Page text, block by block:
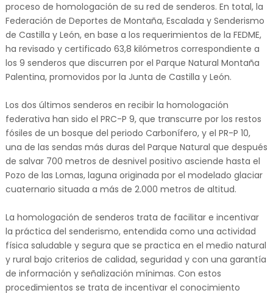
proceso de homologación de su red de senderos. En total, la
Federación de Deportes de Montaña, Escalada y Senderismo
de Castilla y León, en base a los requerimientos de la FEDME,
ha revisado y certificado 63,8 kilómetros correspondiente a
los 9 senderos que discurren por el Parque Natural Montaña
Palentina, promovidos por la Junta de Castilla y León.
Los dos últimos senderos en recibir la homologación
federativa han sido el PRC-P 9, que transcurre por los restos
fósiles de un bosque del periodo Carbonífero, y el PR-P 10,
una de las sendas más duras del Parque Natural que después
de salvar 700 metros de desnivel positivo asciende hasta el
Pozo de las Lomas, laguna originada por el modelado glaciar
cuaternario situada a más de 2.000 metros de altitud.
La homologación de senderos trata de facilitar e incentivar
la práctica del senderismo, entendida como una actividad
física saludable y segura que se practica en el medio natural
y rural bajo criterios de calidad, seguridad y con una garantía
de información y señalización mínimas. Con estos
procedimientos se trata de incentivar el conocimiento